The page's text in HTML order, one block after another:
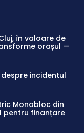
în valoare de
orașul —
incidentul
Monobloc din
pentru finanțare